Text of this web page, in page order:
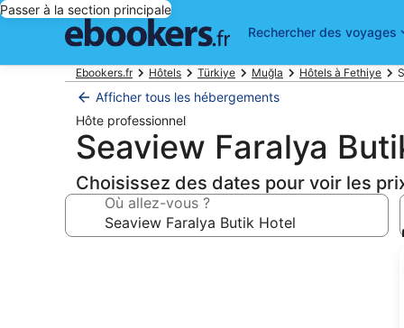
Passer à la section principale
Rechercher des voyages
Ebookers.fr Hôtels Türkiye Muğla Hôtels à Fethiye
Afficher tous les hébergements
Hôte professionnel
Seaview Faralya
Choisissez des dates pour voir les
Où allez-vous ?